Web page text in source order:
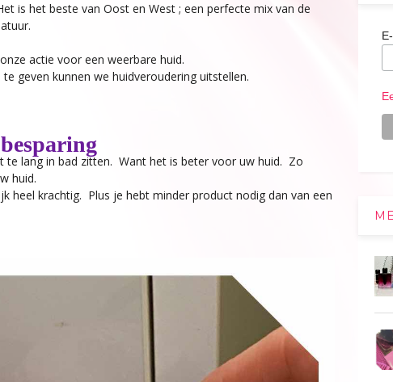
is het beste van Oost en West ; een perfecte mix van de
actie voor een weerbare huid.
geven kunnen we huidveroudering uitstellen.
te lang in bad zitten. Want het is beter voor uw huid. Zo
huid.
heel krachtig. Plus je hebt minder product nodig dan van een